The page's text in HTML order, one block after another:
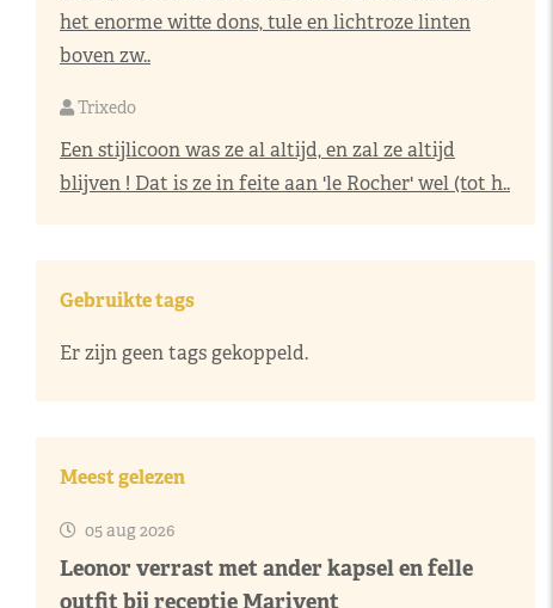
het enorme witte dons, tule en lichtroze linten
boven zw..
Trixedo
Een stijlicoon was ze al altijd, en zal ze altijd
blijven ! Dat is ze in feite aan 'le Rocher' wel (tot h..
Gebruikte tags
Er zijn geen tags gekoppeld.
Meest gelezen
05 aug 2026
Leonor verrast met ander kapsel en felle
outfit bij receptie Marivent